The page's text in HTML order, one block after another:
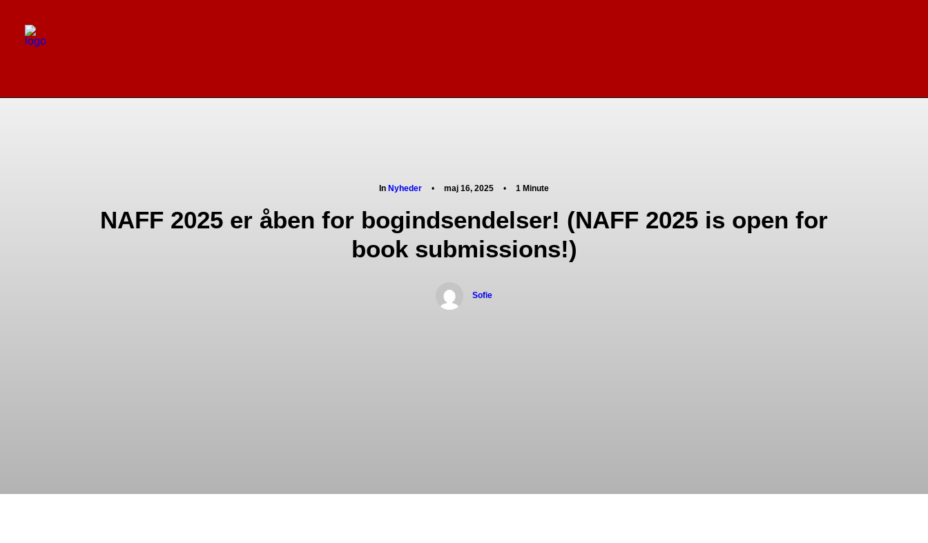
In Nyheder • maj 16, 2025 • 1 Minute
NAFF 2025 er åben for bogindsendelser! (NAFF 2025 is open for
book submissions!)
Sofie